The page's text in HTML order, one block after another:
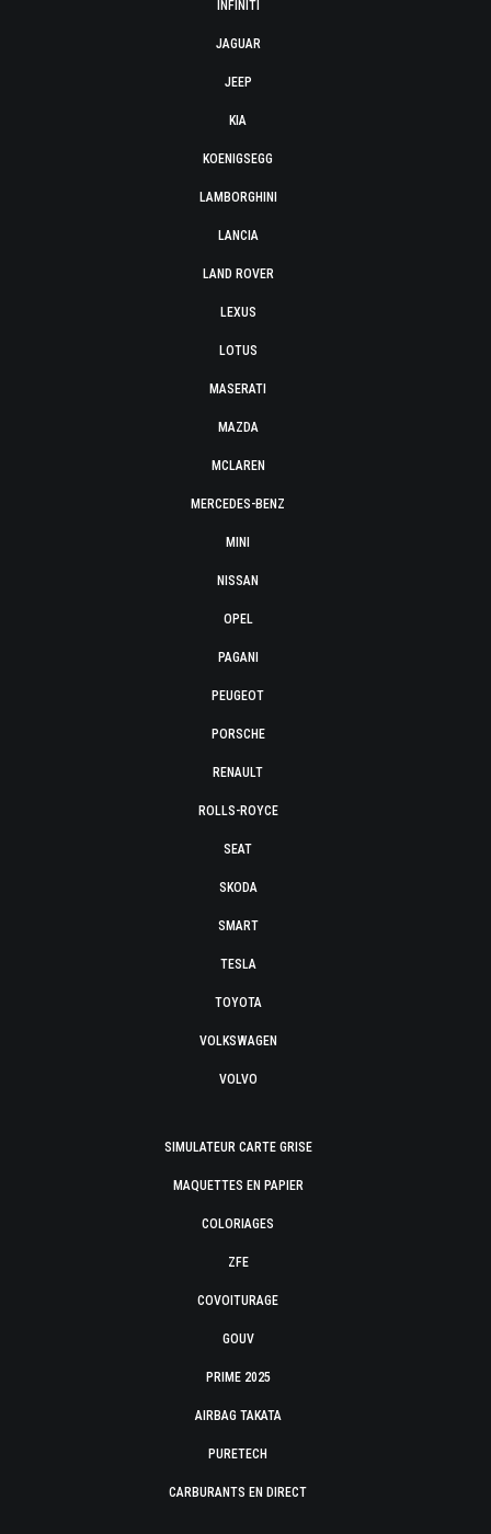
INFINITI
JAGUAR
JEEP
KIA
KOENIGSEGG
LAMBORGHINI
LANCIA
LAND ROVER
LEXUS
LOTUS
MASERATI
MAZDA
MCLAREN
MERCEDES-BENZ
MINI
NISSAN
OPEL
PAGANI
PEUGEOT
PORSCHE
RENAULT
ROLLS-ROYCE
SEAT
SKODA
SMART
TESLA
TOYOTA
VOLKSWAGEN
VOLVO
SIMULATEUR CARTE GRISE
MAQUETTES EN PAPIER
COLORIAGES
ZFE
COVOITURAGE
GOUV
PRIME 2025
AIRBAG TAKATA
PURETECH
CARBURANTS EN DIRECT